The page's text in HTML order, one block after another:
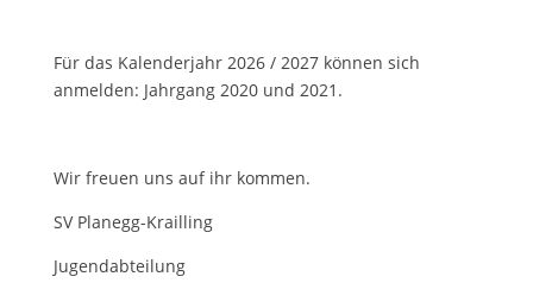
Für das Kalenderjahr 2026 / 2027 können sich
anmelden: Jahrgang 2020 und 2021.
Wir freuen uns auf ihr kommen.
SV Planegg-Krailling
Jugendabteilung